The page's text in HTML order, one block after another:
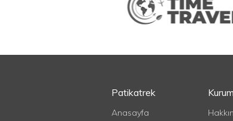
Patikatrek
Anasayfa